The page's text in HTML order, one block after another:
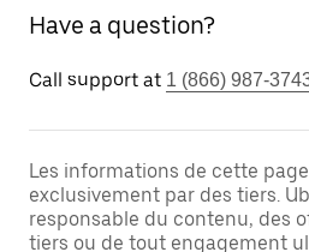
Have a question?
Call support at 1 (866) 987-
Les informations de cette
exclusivement par des tiers.
responsable du contenu, des
tiers ou de tout engagement